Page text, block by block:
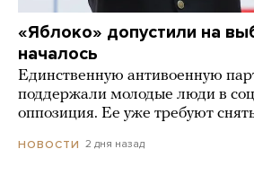
«Яблоко» допустили на
началось
Единственную антивоенную
поддержали молодые люди в
оппозиция. Ее уже требуют
НОВОСТИ 2 дня назад